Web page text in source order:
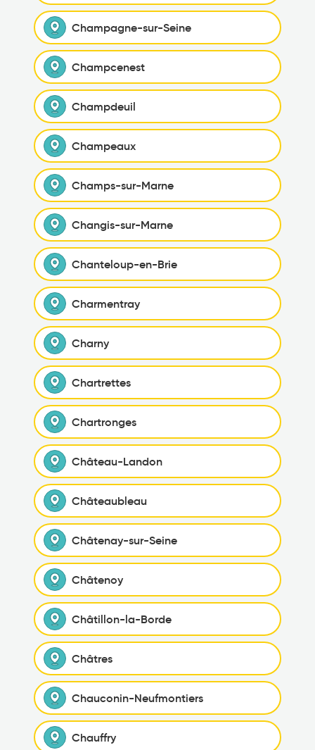
Champagne-sur-Seine
Champcenest
Champdeuil
Champeaux
Champs-sur-Marne
Changis-sur-Marne
Chanteloup-en-Brie
Charmentray
Charny
Chartrettes
Chartronges
Château-Landon
Châteaubleau
Châtenay-sur-Seine
Châtenoy
Châtillon-la-Borde
Châtres
Chauconin-Neufmontiers
Chauffry